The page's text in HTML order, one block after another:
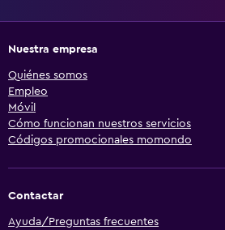
Nuestra empresa
Quiénes somos
Empleo
Móvil
Cómo funcionan nuestros servicios
Códigos promocionales momondo
Contactar
Ayuda/Preguntas frecuentes